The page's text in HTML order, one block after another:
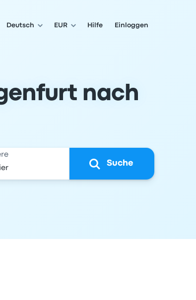
Deutsch EUR Hilfe Einloggen
nach
Suche